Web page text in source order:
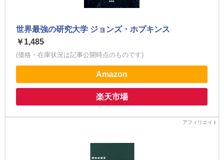
世界最強の研究大学 ジョンズ・ホプキンス
￥1,485
(価格・在庫状況は記事公開時点のものです)
Amazon
楽天市場